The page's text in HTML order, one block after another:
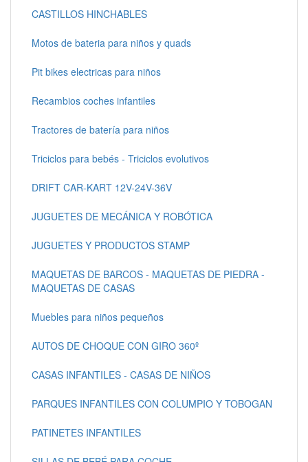
CASTILLOS HINCHABLES
Motos de bateria para niños y quads
Pit bikes electricas para niños
Recambios coches infantiles
Tractores de batería para niños
Triciclos para bebés - Triciclos evolutivos
DRIFT CAR-KART 12V-24V-36V
JUGUETES DE MECÁNICA Y ROBÓTICA
JUGUETES Y PRODUCTOS STAMP
MAQUETAS DE BARCOS - MAQUETAS DE PIEDRA -
MAQUETAS DE CASAS
Muebles para niños pequeños
AUTOS DE CHOQUE CON GIRO 360º
CASAS INFANTILES - CASAS DE NIÑOS
PARQUES INFANTILES CON COLUMPIO Y TOBOGAN
PATINETES INFANTILES